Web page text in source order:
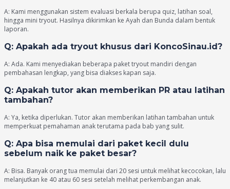
A: Kami menggunakan sistem evaluasi berkala berupa quiz, latihan soal,
hingga mini tryout. Hasilnya dikirimkan ke Ayah dan Bunda dalam bentuk
laporan.
Q: Apakah ada tryout khusus dari KoncoSinau.id?
A: Ada. Kami menyediakan beberapa paket tryout mandiri dengan
pembahasan lengkap, yang bisa diakses kapan saja.
Q: Apakah tutor akan memberikan PR atau latihan
tambahan?
A: Ya, ketika diperlukan. Tutor akan memberikan latihan tambahan untuk
memperkuat pemahaman anak terutama pada bab yang sulit.
Q: Apa bisa memulai dari paket kecil dulu
sebelum naik ke paket besar?
A: Bisa. Banyak orang tua memulai dari 20 sesi untuk melihat kecocokan, lalu
melanjutkan ke 40 atau 60 sesi setelah melihat perkembangan anak.